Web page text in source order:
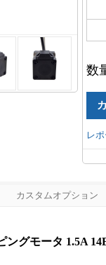
数
レ
カスタムオプション
グモータ 1.5A